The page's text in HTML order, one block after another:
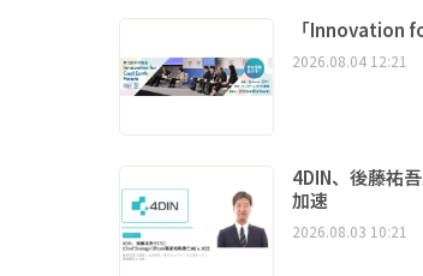
「Innovation
2026.08.04 12:21
4DIN、後藤祐
加速
2026.08.03 10:21